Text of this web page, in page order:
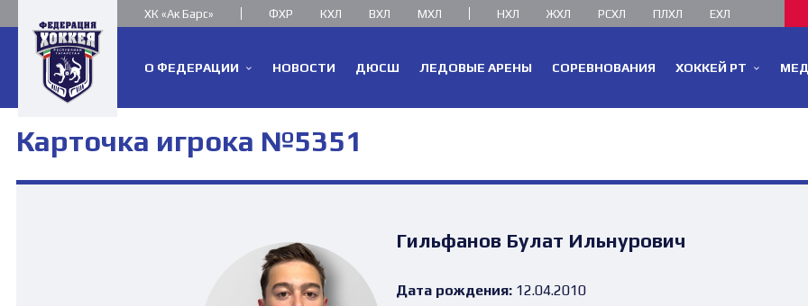
ХК «Ак Барс» ФХР КХЛ ВХЛ МХЛ НХЛ ЖХЛ РСХЛ ПЛХЛ ЕХЛ
О ФЕДЕРАЦИИ НОВОСТИ ДЮСШ ЛЕДОВЫЕ АРЕНЫ СОРЕВНОВАНИЯ ХОККЕЙ РТ
Карточка игрока №5351
Гильфанов Булат Ильнурович
Дата рождения:12.04.2010